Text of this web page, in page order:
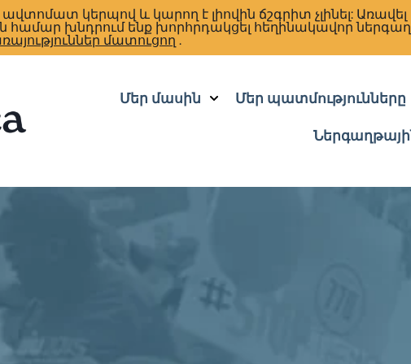
ավտոմատ կերպով և կարող է լիովին ճշգրիտ չլինել: Առավել
համար խնդրում ենք խորհրդակցել հեղինակավոր
մատուցող.
Մեր մասին Մեր պատմությունները